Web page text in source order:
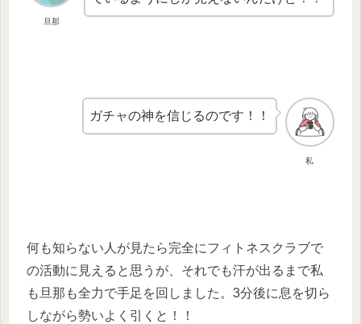
旦那
私
ガチャの神を信じるのです！！
何も知らない人が見たら完全にフィトネスクラブで
の活動に見えると思うが、それでも汗が出るまで私
も旦那も全力で手足を回しました。3分後に息を切ら
しながら勢いよく引くと！！